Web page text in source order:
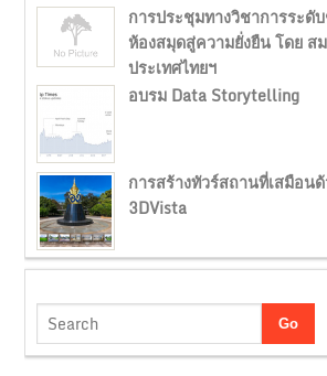
การประชุมทางวิชาการระดั
ห้องสมุดสู่ความยั่งยืน โดย ส
ประเทศไทยฯ
อบรม Data Storytelling
การสร้างทัวร์สถานที่เสมือน
3DVista